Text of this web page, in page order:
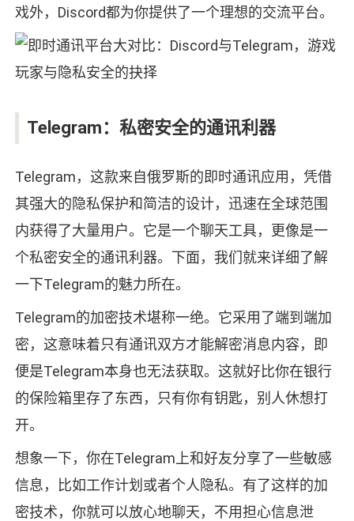
戏外，Discord都为你提供了一个理想的交流平台。
Telegram：私密安全的通讯利器
Telegram，这款来自俄罗斯的即时通讯应用，凭借
其强大的隐私保护和简洁的设计，迅速在全球范围
内获得了大量用户。它是一个聊天工具，更像是一
个私密安全的通讯利器。下面，我们就来详细了解
一下Telegram的魅力所在。
Telegram的加密技术堪称一绝。它采用了端到端加
密，这意味着只有通讯双方才能解密消息内容，即
便是Telegram本身也无法获取。这就好比你在银行
的保险箱里存了东西，只有你有钥匙，别人休想打
开。
想象一下，你在Telegram上和好友分享了一些敏感
信息，比如工作计划或者个人隐私。有了这样的加
密技术，你就可以放心地聊天，不用担心信息泄